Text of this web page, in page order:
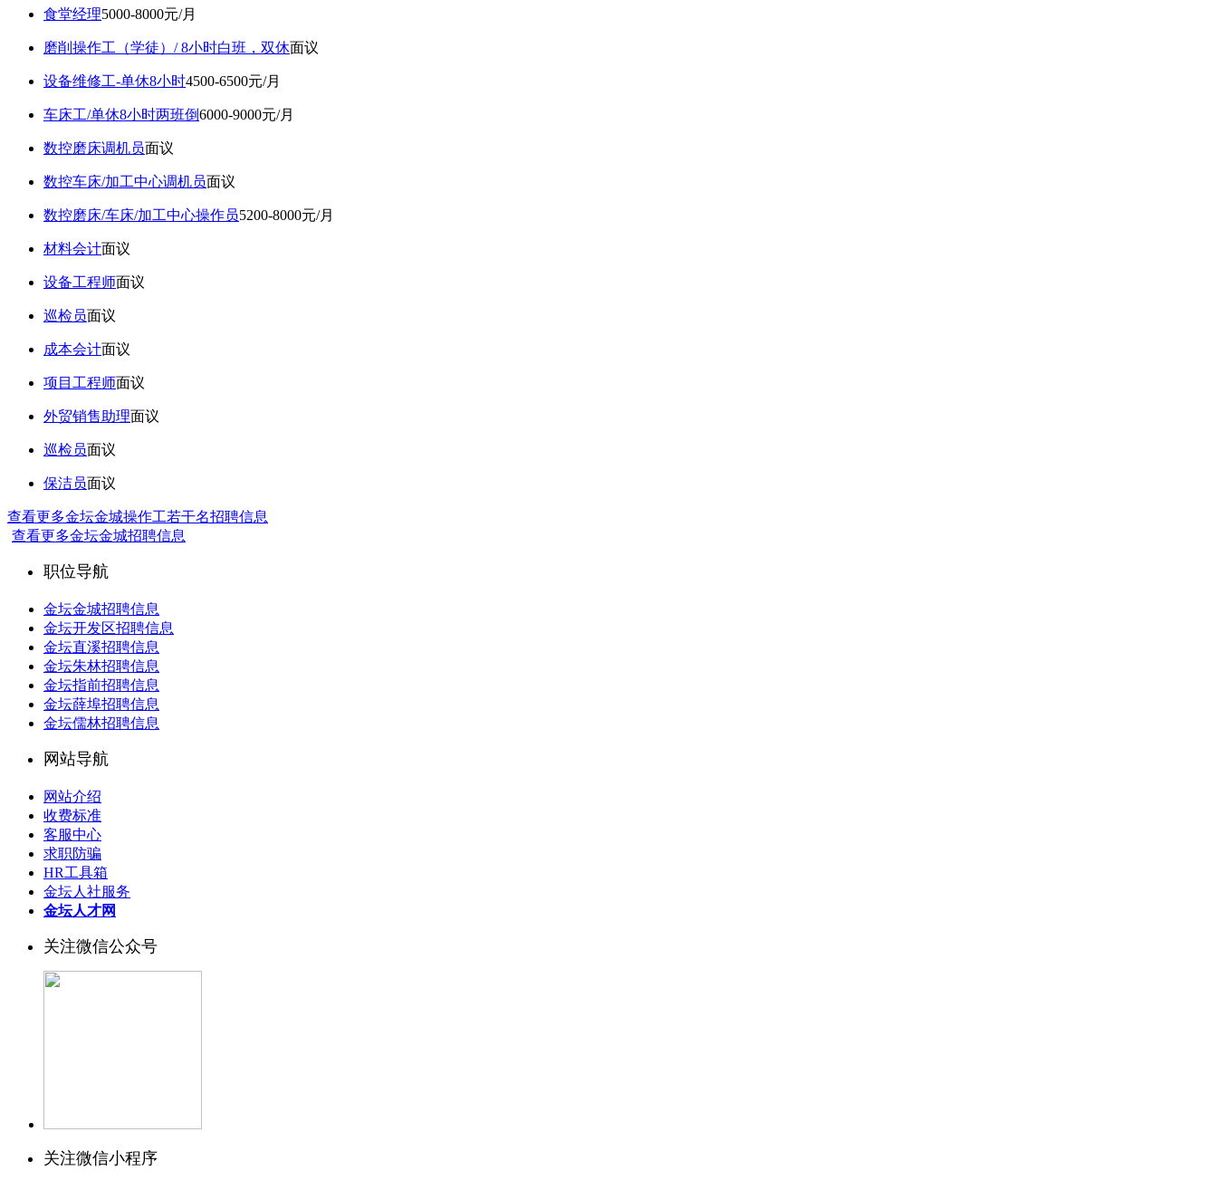
食堂经理5000-8000元/月
磨削操作工（学徒）/ 8小时白班，双休面议
设备维修工-单休8小时4500-6500元/月
车床工/单休8小时两班倒6000-9000元/月
数控磨床调机员面议
数控车床/加工中心调机员面议
数控磨床/车床/加工中心操作员5200-8000元/月
材料会计面议
设备工程师面议
巡检员面议
成本会计面议
项目工程师面议
外贸销售助理面议
巡检员面议
保洁员面议
查看更多金坛金城操作工若干名招聘信息
查看更多金坛金城招聘信息
职位导航
金坛金城招聘信息
金坛开发区招聘信息
金坛直溪招聘信息
金坛朱林招聘信息
金坛指前招聘信息
金坛薛埠招聘信息
金坛儒林招聘信息
网站导航
网站介绍
收费标准
客服中心
求职防骗
HR工具箱
金坛人社服务
金坛人才网
关注微信公众号
关注微信小程序